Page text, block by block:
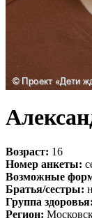
Возраст: 16
Номер анкеты:
Возможные
Братья/сестры:
Группа здоровья:
Регион: